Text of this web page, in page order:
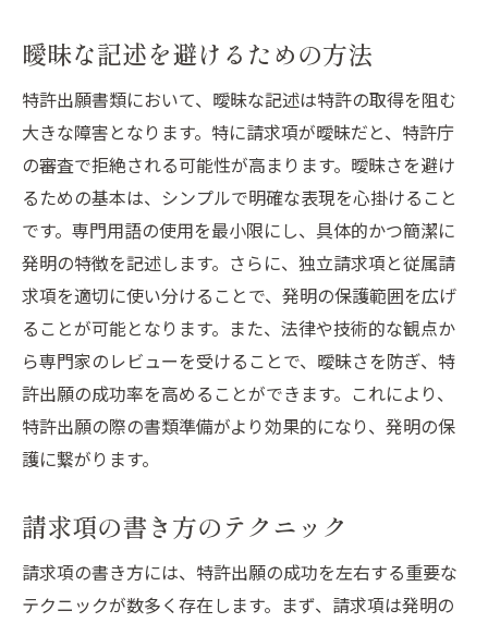
曖昧な記述を避けるための方法
特許出願書類において、曖昧な記述は特許の取得を阻む
大きな障害となります。特に請求項が曖昧だと、特許庁
の審査で拒絶される可能性が高まります。曖昧さを避け
るための基本は、シンプルで明確な表現を心掛けること
です。専門用語の使用を最小限にし、具体的かつ簡潔に
発明の特徴を記述します。さらに、独立請求項と従属請
求項を適切に使い分けることで、発明の保護範囲を広げ
ることが可能となります。また、法律や技術的な観点か
ら専門家のレビューを受けることで、曖昧さを防ぎ、特
許出願の成功率を高めることができます。これにより、
特許出願の際の書類準備がより効果的になり、発明の保
護に繋がります。
請求項の書き方のテクニック
請求項の書き方には、特許出願の成功を左右する重要な
テクニックが数多く存在します。まず、請求項は発明の